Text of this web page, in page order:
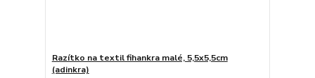
Razítko na textil fihankra malé, 5,5x5,5cm
(adinkra)